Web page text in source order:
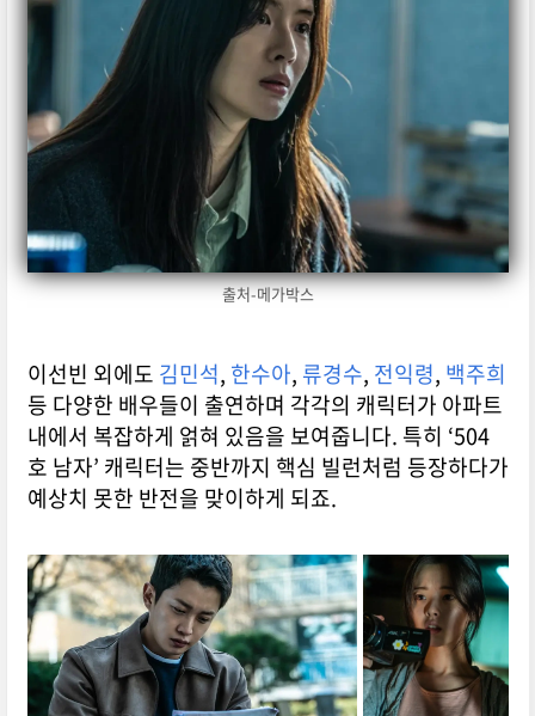
출처-메가박스
이선빈 외에도 김민석, 한수아, 류경수, 전익령, 백주희
등 다양한 배우들이 출연하며 각각의 캐릭터가 아파트
내에서 복잡하게 얽혀 있음을 보여줍니다. 특히 ‘504
호 남자’ 캐릭터는 중반까지 핵심 빌런처럼 등장하다가
예상치 못한 반전을 맞이하게 되죠.